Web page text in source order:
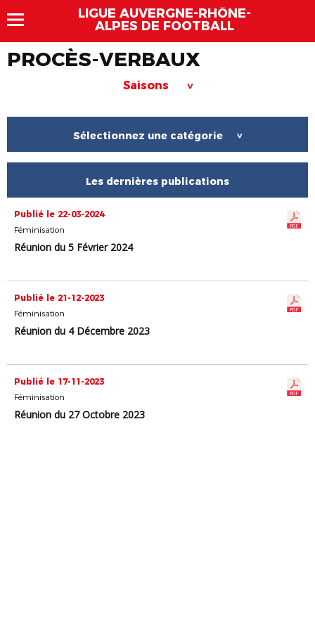
LIGUE AUVERGNE-RHÔNE-
ALPES DE FOOTBALL
PROCÈS-VERBAUX
Saisons >
Sélectionnez une catégorie >
Les dernières publications
Publié le 22-03-2024
Féminisation
Réunion du 5 Février 2024
Publié le 21-12-2023
Féminisation
Réunion du 4 Décembre 2023
Publié le 17-11-2023
Féminisation
Réunion du 27 Octobre 2023